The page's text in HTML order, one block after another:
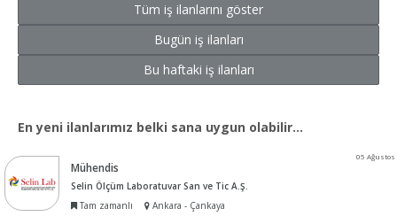
Tüm iş ilanlarını göster
Bugün iş ilanları
Bu haftaki iş ilanları
En yeni ilanlarımız belki sana uygun olabilir...
05 Ağustos
Mühendis
Selin Ölçüm Laboratuvar San ve Tic A.Ş.
Tam zamanlı
Ankara - Çankaya